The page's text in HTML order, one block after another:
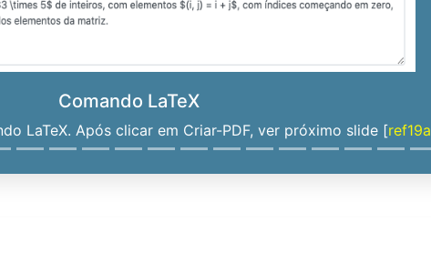
Comando LaTeX
LaTeX. Após clicar em Criar-PDF, ver próximo slide [ref19a